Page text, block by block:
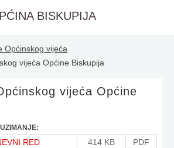
BISKUPIJA
Općinskog vijeća
vijeća Općine Biskupija
vijeća Općine
RED 414 KB
PDF